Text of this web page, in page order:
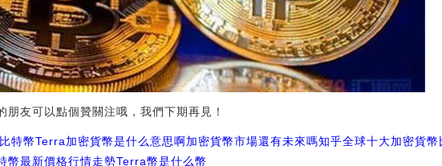
朋友可以點個贊關注哦，我們下期再見！
比特幣Terra加密貨幣是什么意思啊加密貨幣市場還有未來嗎知乎全球十大加密貨
幣最新價格行情走勢Terra幣是什么幣